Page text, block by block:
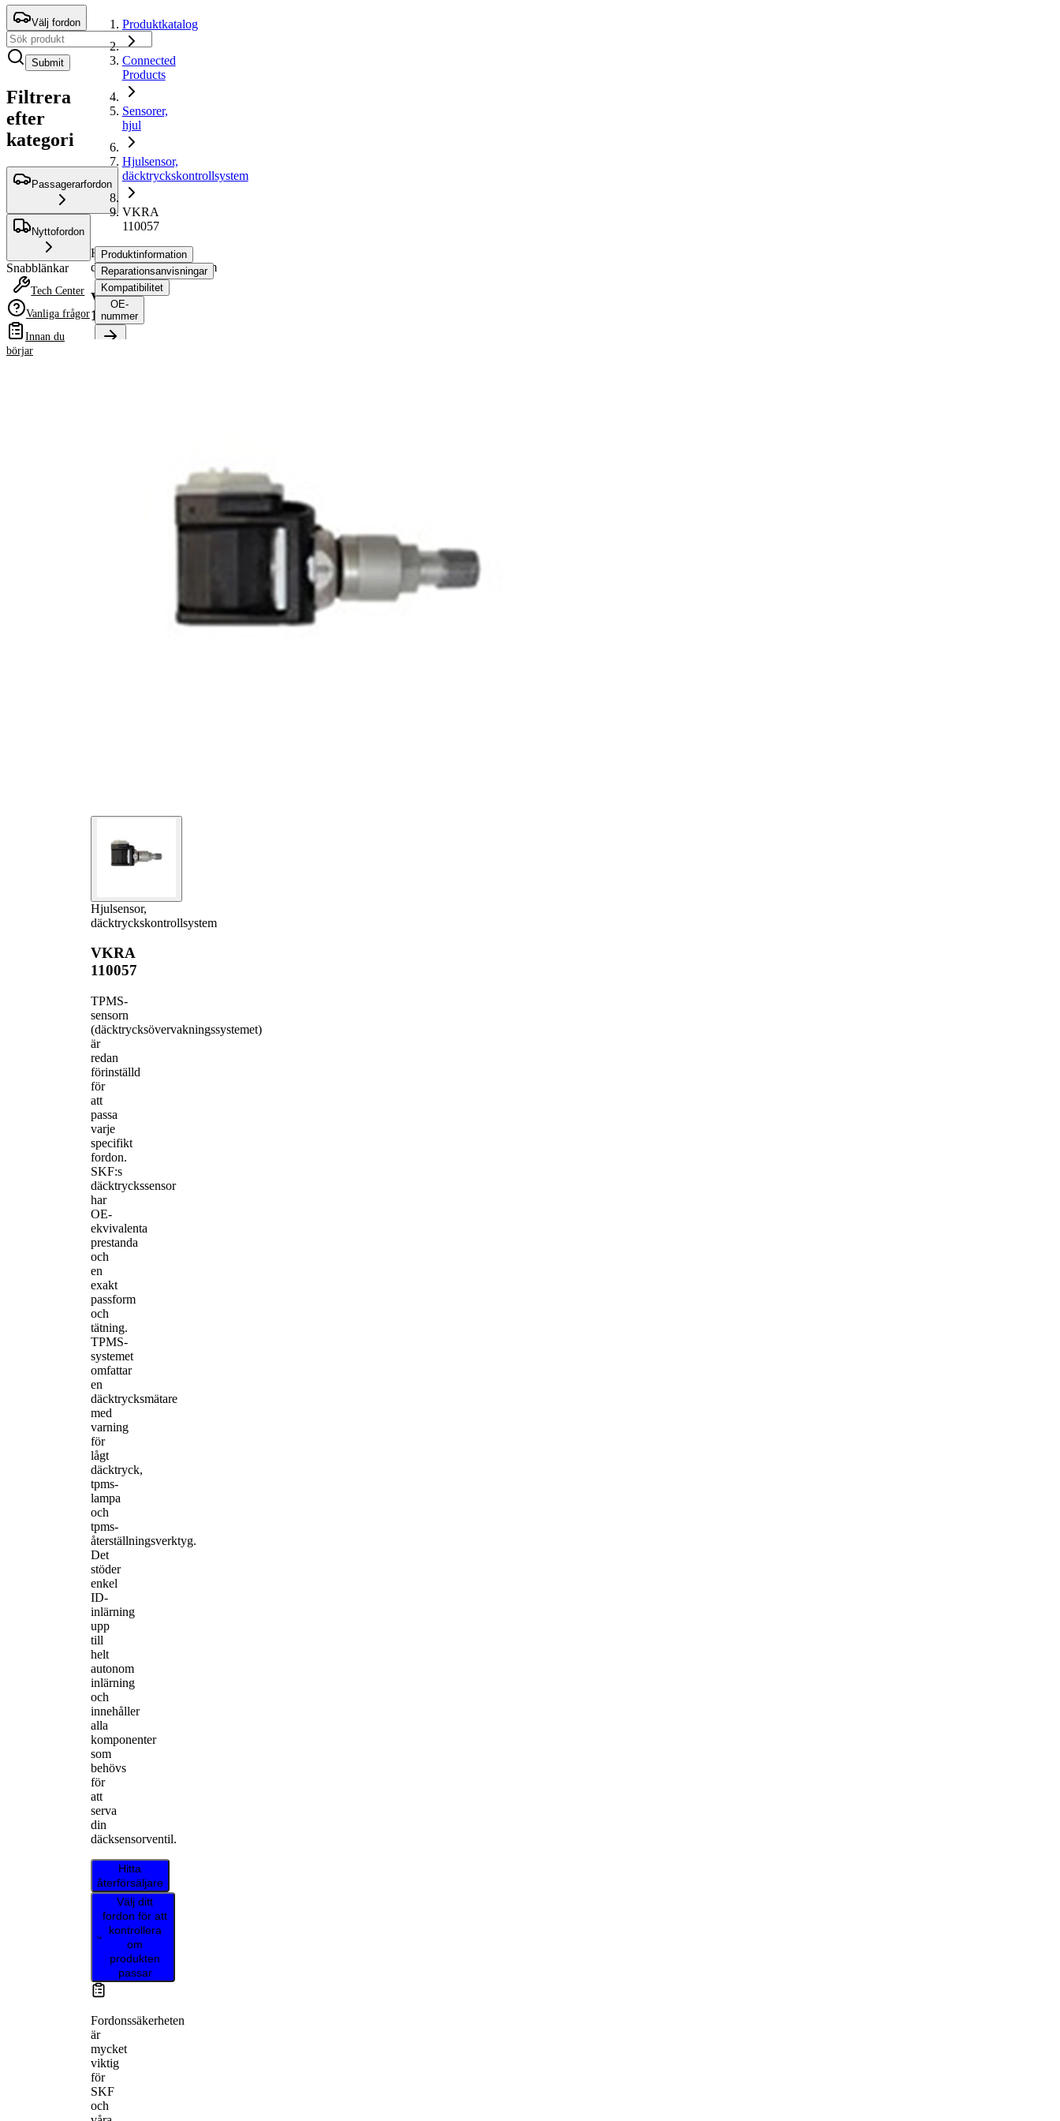
Välj fordon
Submit
Filtrera
efter
kategori
Passagerarfordon
Nyttofordon
Snabblänkar
Tech Center
Vanliga frågor
Innan du
börjar
Produktkatalog
Connected
Products
Sensorer,
hjul
Hjulsensor,
däcktryckskontrollsystem
VKRA
110057
Hjulsensor,
däcktryckskontrollsystem
VKRA
110057
Hjulsensor,
däcktryckskontrollsystem
VKRA
110057
TPMS-
sensorn
(däcktrycksövervakningssystemet)
är
redan
förinställd
för
att
passa
varje
specifikt
fordon.
SKF:s
däcktryckssensor
har
OE-
ekvivalenta
prestanda
och
en
exakt
passform
och
tätning.
TPMS-
systemet
omfattar
en
däcktrycksmätare
med
varning
för
lågt
däcktryck,
tpms-
lampa
och
tpms-
återställningsverktyg.
Det
stöder
enkel
ID-
inlärning
upp
till
helt
autonom
inlärning
och
innehåller
alla
komponenter
som
behövs
för
att
serva
din
däcksensorventil.
Hitta
återförsäljare
Välj ditt
fordon för att
kontrollera
om
produkten
passar
Fordonssäkerheten
är
mycket
viktig
för
SKF
och
Produktinformation
Reparationsanvisningar
Kompatibilitet
OE-
nummer
högsta tillåtna hastighet
250 km/t
svart
433 MHz
Ventilspindelmaterial
aluminium
silver